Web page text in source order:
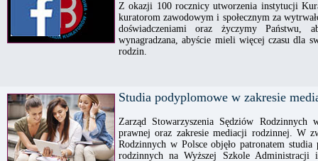
Z okazji 100 rocznicy utworzenia instytucji
kuratorom zawodowym i społecznym za
doświadczeniami oraz życzymy Państwu,
wynagradzana, abyście mieli więcej czasu dla
rodzin.
Studia podyplomowe w zakresie
Zarząd Stowarzyszenia Sędziów Rodzinnych
prawnej oraz zakresie mediacji rodzinnej. W
Rodzinnych w Polsce objęło patronatem
rodzinnych na Wyższej Szkole